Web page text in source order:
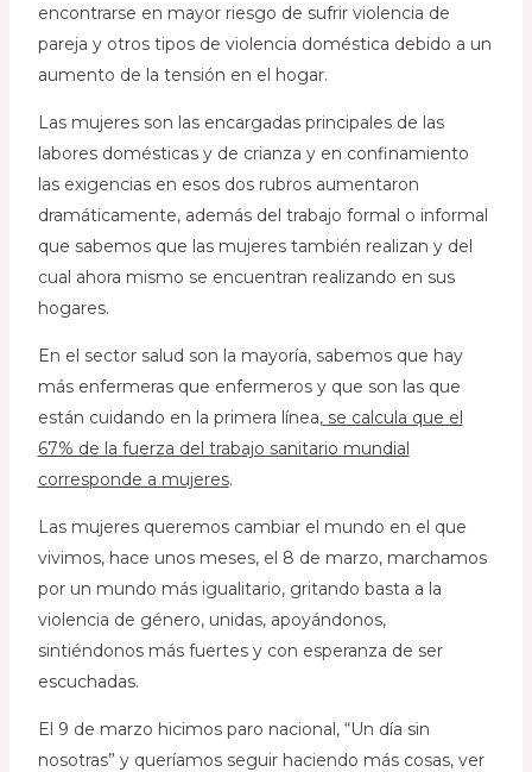
encontrarse en mayor riesgo de sufrir violencia de
pareja y otros tipos de violencia doméstica debido a un
aumento de la tensión en el hogar.
Las mujeres son las encargadas principales de las
labores domésticas y de crianza y en confinamiento
las exigencias en esos dos rubros aumentaron
dramáticamente, además del trabajo formal o informal
que sabemos que las mujeres también realizan y del
cual ahora mismo se encuentran realizando en sus
hogares.
En el sector salud son la mayoría, sabemos que hay
más enfermeras que enfermeros y que son las que
están cuidando en la primera línea,se calcula que el
67% de la fuerza del trabajo sanitario mundial
corresponde a mujeres.
Las mujeres queremos cambiar el mundo en el que
vivimos, hace unos meses, el 8 de marzo, marchamos
por un mundo más igualitario, gritando basta a la
violencia de género, unidas, apoyándonos,
sintiéndonos más fuertes y con esperanza de ser
escuchadas.
El 9 de marzo hicimos paro nacional, “Un día sin
nosotras” y queríamos seguir haciendo más cosas, ver